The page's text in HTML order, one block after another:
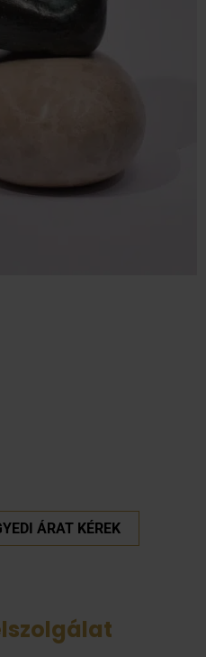
ÁRAT KÉREK